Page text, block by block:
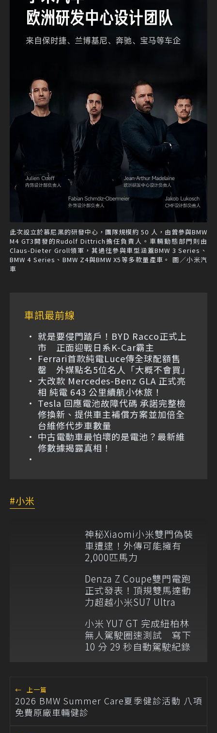
此次設立於慕尼黑的研發中心，團隊規模約 50 人，由曾參與BMW
M4 GT3開發的Rudolf Dittrich擔任負責人。車輛動態部門則由
Claus-Dieter Groll領軍，其過往參與車型涵蓋BMW 3 Series、
BMW 4 Series、BMW Z4與BMW X5等多款量產車。 圖／小米汽
車
車訊最前線
就是要侵門踏戶！BYD Racco正式上
市 正面迎戰日系K-Car霸主
Ferrari首款純電Luce傳全球配額售
罄 外媒點名5位名人「大概不會買」
大改款 Mercedes-Benz GLA 正式亮
相 純電 643 公里續航小休旅！
Tesla 回應電池故障代碼 承諾完整檢
修換新、提供車主補償方案並加倍全
台維修代步車數量
中古電動車最怕壞的是電池？最新維
修數據揭露真相！
小米
神秘Xiaomi小米雙門偽裝
車遭逮！外傳可能擁有
2,000匹馬力
Denza Z Coupe雙門電跑
正式發表！頂規雙馬達動
力超越小米SU7 Ultra
小米 YU7 GT 完成紐柏林
無人駕駛圈速測試 寫下
10 分 29 秒自動駕駛紀錄
← 上一篇
2026 BMW Summer Care夏季健診活動 八項
免費原廠車輛健診